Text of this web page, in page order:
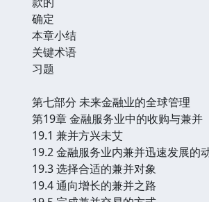
确定
本章小结
关键术语
习题
第七部分 未来金融业的全球管理
第19章 金融服务业中的收购与兼并
19.1 兼并方兴未艾
19.2 金融服务业内兼并迅速发展的
19.3 选择合适的兼并对象
19.4 通向增长的兼并之路